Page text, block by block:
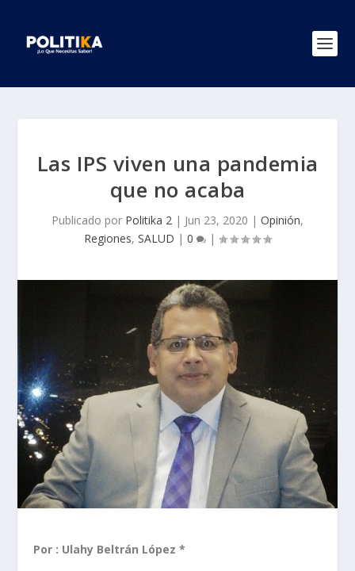
Las IPS viven una pandemia
que no acaba
Publicado por Politika 2 | Jun 23, 2020 | Opinión,
Regiones, SALUD | 0 |
Por : Ulahy Beltrán López *